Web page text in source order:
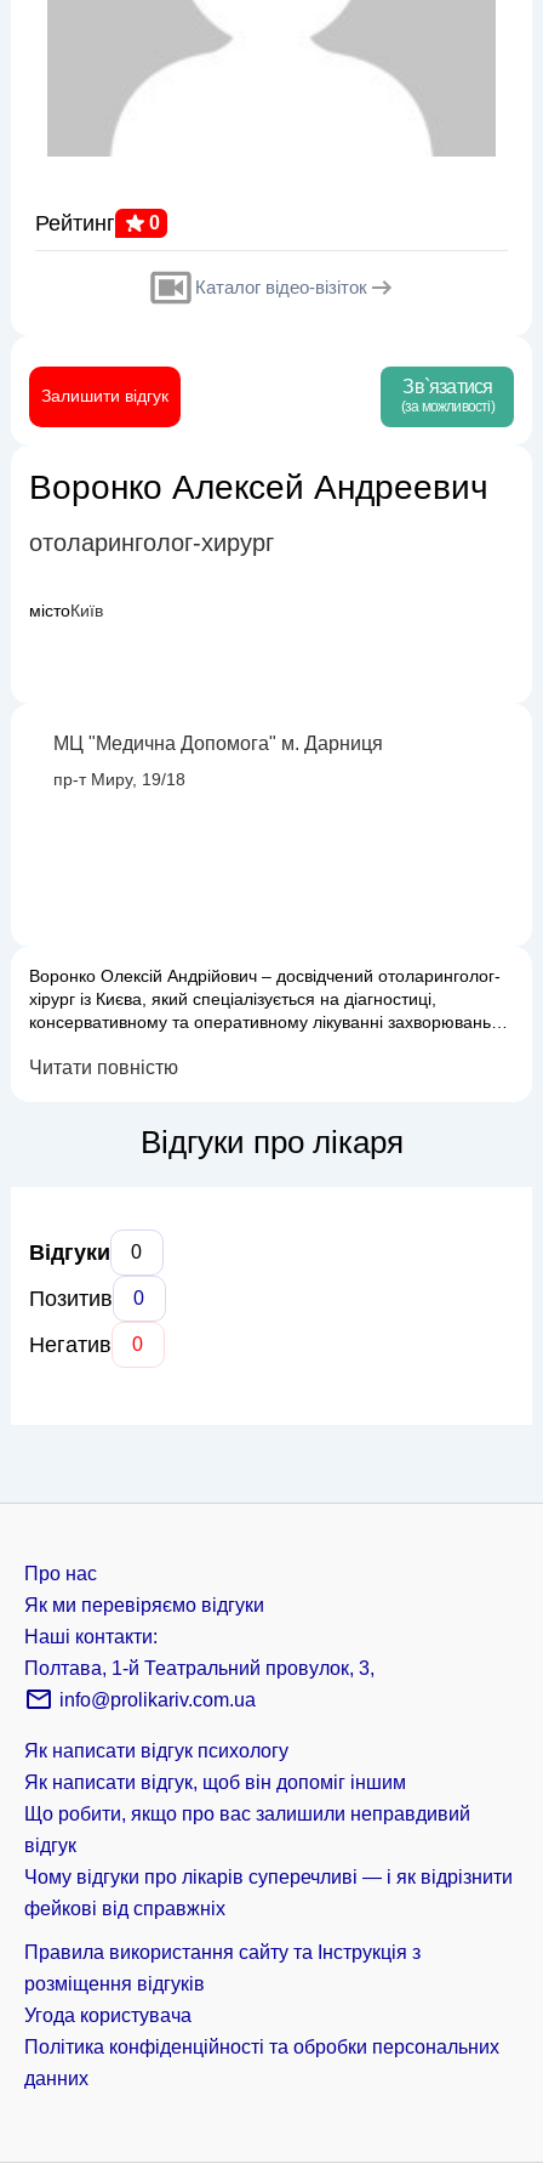
Рейтинг 0
Каталог відео-візіток
Залишити відгук Зв`язатися
(за можливості)
Воронко Алексей Андреевич
отоларинголог-хирург
містоКиїв
МЦ "Медична Допомога" м. Дарниця
пр-т Миру, 19/18
Воронко Олексій Андрійович – досвідчений отоларинголог-
хірург із Києва, який спеціалізується на діагностиці,
консервативному та оперативному лікуванні захворювань
поширені ЛОР-патології, так і складніші випадки, що
тонзилітів, синуситів,...
Читати повністю
Відгуки про лікаря
Відгуки 0
Позитив 0
Негатив 0
Про нас
Як ми перевіряємо відгуки
Наші контакти:
Полтава, 1-й Театральний провулок, 3,
info@prolikariv.com.ua
Як написати відгук психологу
Як написати відгук, щоб він допоміг іншим
Що робити, якщо про вас залишили неправдивий
відгук
Чому відгуки про лікарів суперечливі — і як відрізнити
фейкові від справжніх
Правила використання сайту та Інструкція з
розміщення відгуків
Угода користувача
Політика конфіденційності та обробки персональних
данних